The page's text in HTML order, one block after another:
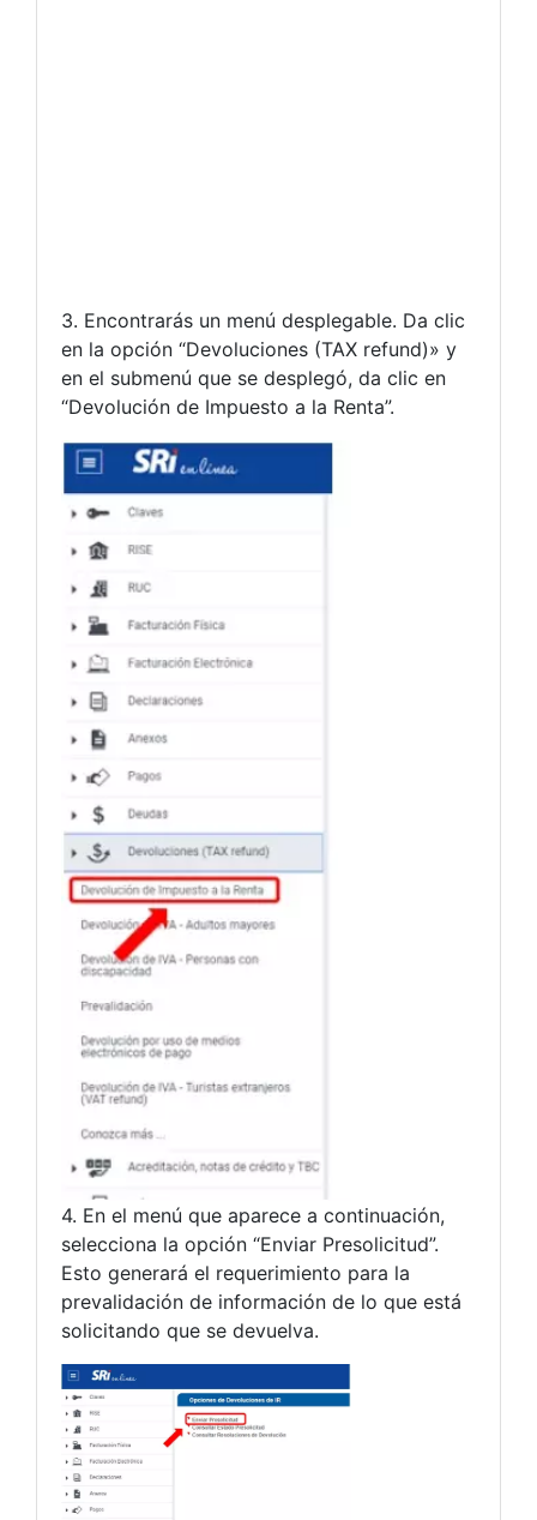
3. Encontrarás un menú desplegable. Da clic
en la opción “Devoluciones (TAX refund)» y
en el submenú que se desplegó, da clic en
“Devolución de Impuesto a la Renta”.
4. En el menú que aparece a continuación,
selecciona la opción “Enviar Presolicitud”.
Esto generará el requerimiento para la
prevalidación de información de lo que está
solicitando que se devuelva.